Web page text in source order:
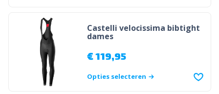
Castelli velocissima bibtight
dames
€119,95
Opties selecteren